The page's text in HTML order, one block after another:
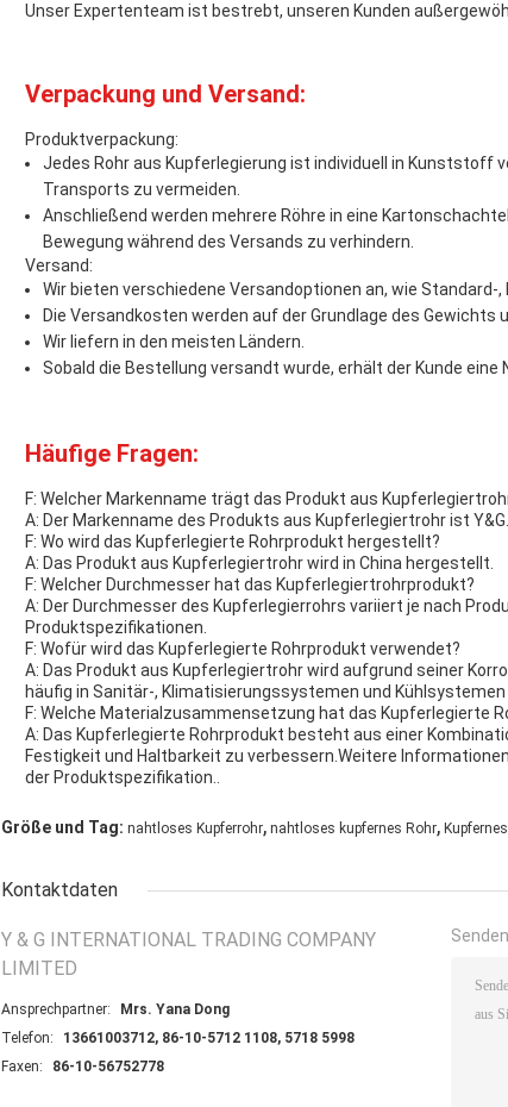
Unser Expertenteam ist bestrebt, unseren Kunden
Verpackung und Versand:
Produktverpackung:
Jedes Rohr aus Kupferlegierung ist individuell in Kunststoff
Transports zu vermeiden.
Anschließend werden mehrere Röhre in eine
Bewegung während des Versands zu verhindern.
Versand:
Wir bieten verschiedene Versandoptionen an, wie Standard-
Die Versandkosten werden auf der Grundlage des
Wir liefern in den meisten Ländern.
Sobald die Bestellung versandt wurde, erhält der Kunde
Häufige Fragen:
F: Welcher Markenname trägt das Produkt aus
A: Der Markenname des Produkts aus Kupferlegiertrohr ist Y&G.
F: Wo wird das Kupferlegierte Rohrprodukt hergestellt?
A: Das Produkt aus Kupferlegiertrohr wird in China hergestellt.
F: Welcher Durchmesser hat das Kupferlegiertrohrprodukt?
A: Der Durchmesser des Kupferlegierrohrs variiert je nach
Produktspezifikationen.
F: Wofür wird das Kupferlegierte Rohrprodukt verwendet?
A: Das Produkt aus Kupferlegiertrohr wird aufgrund seiner
häufig in Sanitär-, Klimatisierungssystemen und
F: Welche Materialzusammensetzung hat das Kupferlegierte
A: Das Kupferlegierte Rohrprodukt besteht aus einer
Festigkeit und Haltbarkeit zu verbessern.Weitere
der Produktspezifikation..
Größe und Tag: nahtloses Kupferrohr, nahtloses kupfernes Rohr,
Kontaktdaten
Y & G INTERNATIONAL TRADING COMPANY
LIMITED
Ansprechpartner:
Mrs. Yana Dong
Telefon:
13661003712, 86-10-5712 1108, 5718 5998
Faxen:
86-10-56752778